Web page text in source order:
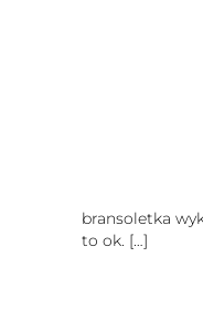
bransoletka
to ok. […]